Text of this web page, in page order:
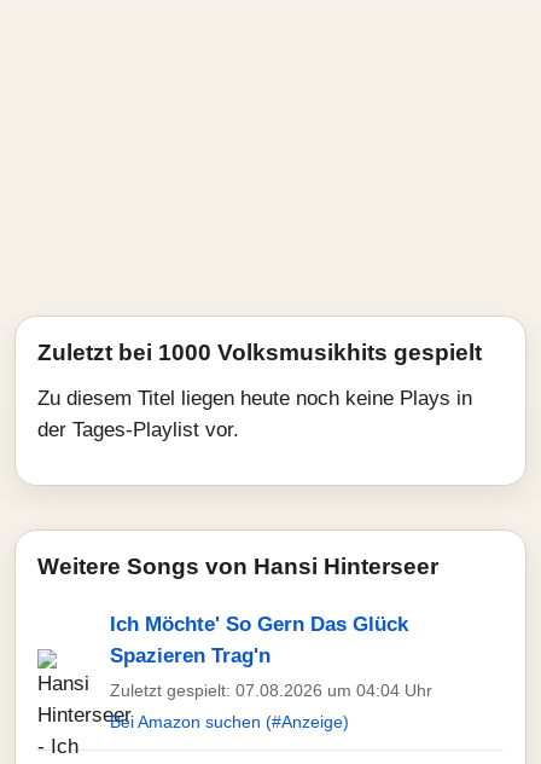
Zuletzt bei 1000 Volksmusikhits gespielt
Zu diesem Titel liegen heute noch keine Plays in
der Tages-Playlist vor.
Weitere Songs von Hansi Hinterseer
Ich Möchte' So Gern Das Glück
Spazieren Trag'n
Zuletzt gespielt: 07.08.2026 um 04:04 Uhr
Bei Amazon suchen (#Anzeige)